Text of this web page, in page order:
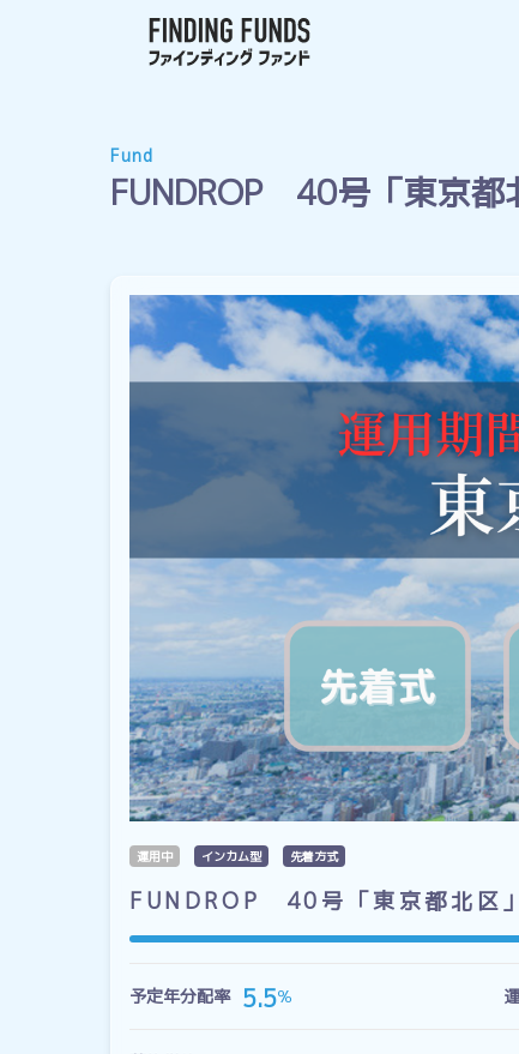
Fund
FUNDROP 40号「東京都
運用中 インカム型 先着方式
FUNDROP 40号「東京都北区
予定年分配率 5.5％